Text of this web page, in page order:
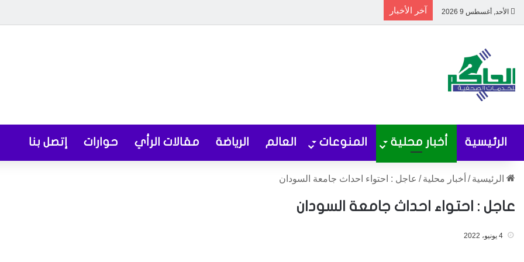
الأحد, أغسطس 9 2026 آخر الأخبار
الرئيسية أخبار محلية المنوعات العالم الرياضة مقالات الرأي حوارات إتصل بنا
الرئيسية / أخبار محلية / عاجل : احتواء احداث جامعة السودان
عاجل : احتواء احداث جامعة السودان
4 يونيو، 2022